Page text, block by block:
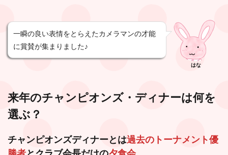
一瞬の良い表情をとらえたカメラマンの才能
に賞賛が集まりました♪
はな
来年のチャンピオンズ・ディナーは何を
選ぶ？
チャンピオンズディナーとは過去のトーナメント優